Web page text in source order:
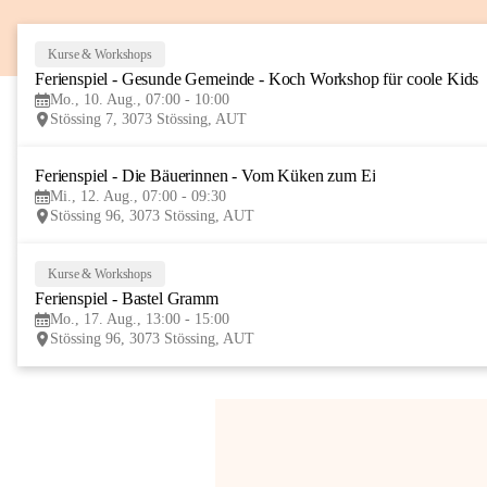
Kurse & Workshops
Ferienspiel - Gesunde Gemeinde - Koch Workshop für coole Kids
Mo., 10. Aug., 07:00 - 10:00
Stössing 7, 3073 Stössing, AUT
Ferienspiel - Die Bäuerinnen - Vom Küken zum Ei
Mi., 12. Aug., 07:00 - 09:30
Stössing 96, 3073 Stössing, AUT
Kurse & Workshops
Ferienspiel - Bastel Gramm
Mo., 17. Aug., 13:00 - 15:00
Stössing 96, 3073 Stössing, AUT